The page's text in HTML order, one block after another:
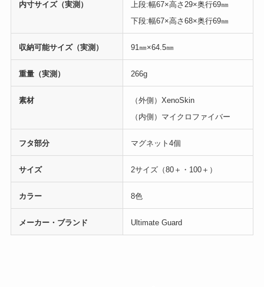
内寸サイズ（実測）
上段:幅67×高さ29×奥行69㎜
下段:幅67×高さ68×奥行69㎜
収納可能サイズ（実測） 91㎜×64.5㎜
重量（実測） 266g
素材
（外側）XenoSkin
（内側）マイクロファイバー
フタ部分 マグネット4個
サイズ 2サイズ（80＋・100＋）
カラー 8色
メーカー・ブランド Ultimate Guard